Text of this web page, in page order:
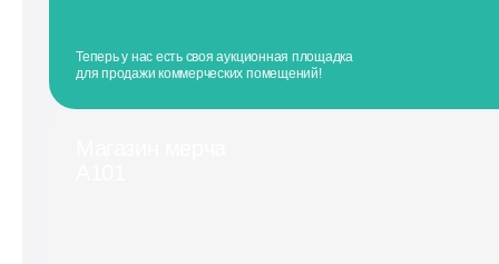
Теперь у нас есть своя аукционная площадка
для продажи коммерческих помещений!